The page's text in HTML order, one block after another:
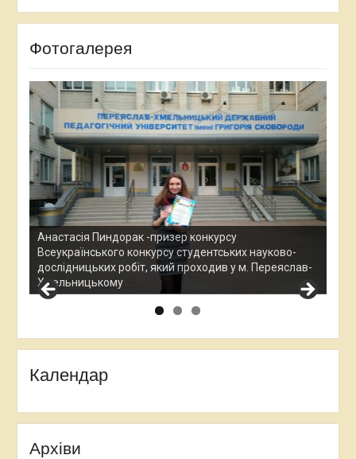
Фотогалерея
Анастасія Пиндорак -призер конкурсу
Всеукраїнського конкурсу студентських науково-
дослідницьких робіт, який проходив у м. Переяслав-
Хмельницькому
Календар
Архіви